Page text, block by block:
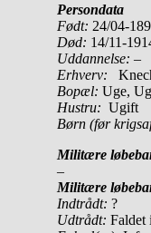
Persondata
Født: 24/04-
Død: 14/11-
Uddannelse: –
Erhverv:
Bopæl: Uge,
Hustru: Ugift
Børn (før
Militære
–
Militære
Indtrådt: ?
Udtrådt: Faldet